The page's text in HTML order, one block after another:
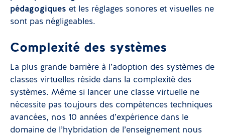
pédagogiques et les réglages sonores et visuelles ne
sont pas négligeables.
Complexité des systèmes
La plus grande barrière à l’adoption des systèmes de
classes virtuelles réside dans la complexité des
systèmes. Même si lancer une classe virtuelle ne
nécessite pas toujours des compétences techniques
avancées, nos 10 années d’expérience dans le
domaine de l’hybridation de l’enseignement nous